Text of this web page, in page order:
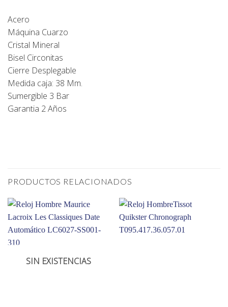
Acero
Máquina Cuarzo
Cristal Mineral
Bisel Circonitas
Cierre Desplegable
Medida caja: 38 Mm.
Sumergible 3 Bar
Garantia 2 Años
PRODUCTOS RELACIONADOS
SIN EXISTENCIAS